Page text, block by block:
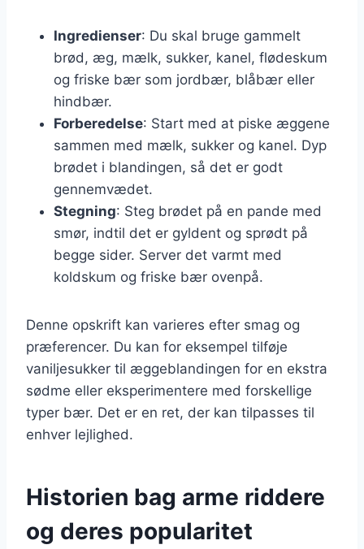
Ingredienser: Du skal bruge gammelt
brød, æg, mælk, sukker, kanel, flødeskum
og friske bær som jordbær, blåbær eller
hindbær.
Forberedelse: Start med at piske æggene
sammen med mælk, sukker og kanel. Dyp
brødet i blandingen, så det er godt
gennemvædet.
Stegning: Steg brødet på en pande med
smør, indtil det er gyldent og sprødt på
begge sider. Server det varmt med
koldskum og friske bær ovenpå.
Denne opskrift kan varieres efter smag og
præferencer. Du kan for eksempel tilføje
vaniljesukker til æggeblandingen for en ekstra
sødme eller eksperimentere med forskellige
typer bær. Det er en ret, der kan tilpasses til
enhver lejlighed.
Historien bag arme riddere
og deres popularitet